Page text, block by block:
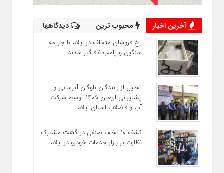
آخرین اخبار محبوب ترین دیدگاهها
یخ‌ فروشان متخلف در ایلام با جریمه
سنگین و پلمب غافلگیر شدند
تجلیل از رانندگان ناوگان آبرسانی و
پشتیبانی اربعین ۱۴۰۵ توسط شرکت
آب و فاضلاب استان ایلام
کشف ۱۰ تخلف صنفی در گشت مشترک
نظارت بر بازار خدمات خودرو در ایلام